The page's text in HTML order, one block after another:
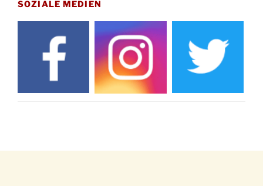
Drabenderhöhe um 11:15 Uhr
21.11.
Basar im Ev. Gemeindehaus von 14-16:30 Uhr
Katharinenball des Honterus Chors im
Stadtteilhaus um 19:00 Uhr
Kinderbibeltag im Ev. Gemeindehaus von 10-
12 Uhr
Stadtteilhaus um 19:00 Uhr
SOZIALE MEDIEN